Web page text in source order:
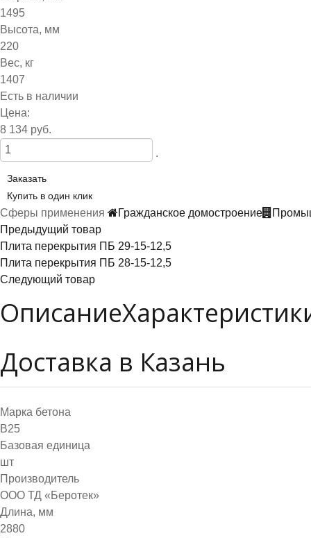
1495
Высота, мм
220
Вес, кг
1407
Есть в наличии
Цена:
8 134 руб.
.
Заказать
Купить в один клик
Сферы применения Гражданское домостроение
Предыдущий товар
Плита перекрытия ПБ 29-15-12,5
Плита перекрытия ПБ 28-15-12,5
Следующий товар
Описание
Доставка в Казань
Марка бетона
B25
Базовая единица
шт
Производитель
ООО ТД «Беротек»
Длина, мм
2880